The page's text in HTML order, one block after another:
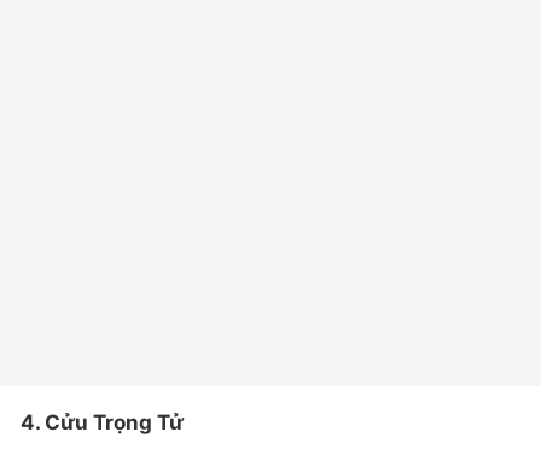
4. Cửu Trọng Tử